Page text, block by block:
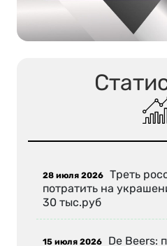
28 июля 2026 Треть
потратить на
30 тыс.руб
15 июля 2026 De Beers: